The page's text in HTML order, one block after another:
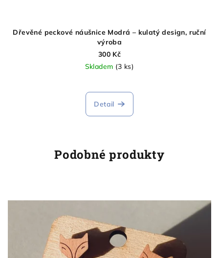
Dřevěné peckové náušnice Modrá – kulatý design, ruční
výroba
300 Kč
Skladem (3 ks)
Detail
Podobné produkty